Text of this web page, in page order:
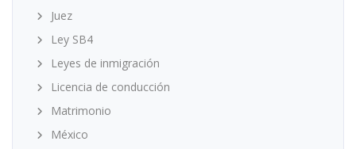
Juez
Ley SB4
Leyes de inmigración
Licencia de conducción
Matrimonio
México